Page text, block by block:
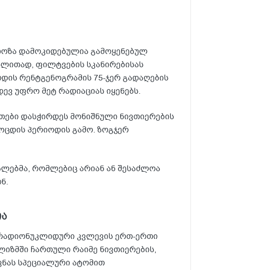
დამოკიდებულია გამოყენებულ
ფილტვების სკანირებისას
რენტგენოგრამის 75-ჯერ გადაღების
უფრო მეტ რადიაციას იყენებს.
დასჭირდეს მონიშნული ნივთიერების
პერიოდის გამო. ზოგჯერ
რომლებიც არიან ან შესაძლოა
კვლევის ერთ-ერთი
ჩართული რაიმე ნივთიერების,
სპეციალური ატომით